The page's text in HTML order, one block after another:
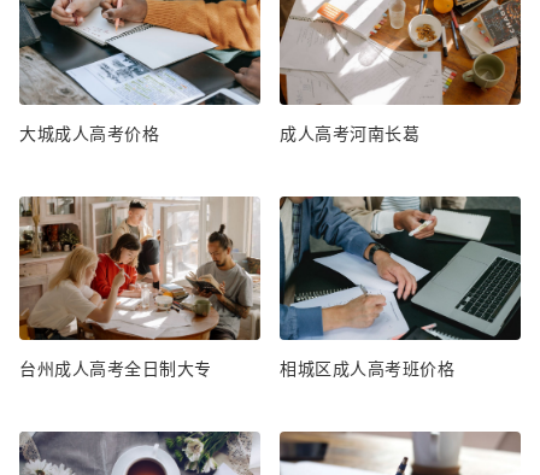
大城成人高考价格 成人高考河南长葛
台州成人高考全日制大专 相城区成人高考班价格